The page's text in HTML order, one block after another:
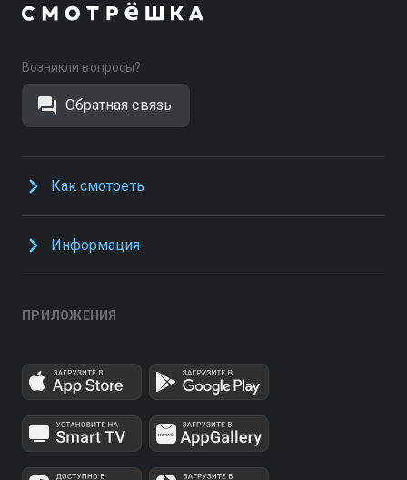
Возникли вопросы?
Обратная связь
Как смотреть
Информация
ПРИЛОЖЕНИЯ